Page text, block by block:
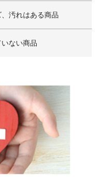
汚れはある商品
ない商品